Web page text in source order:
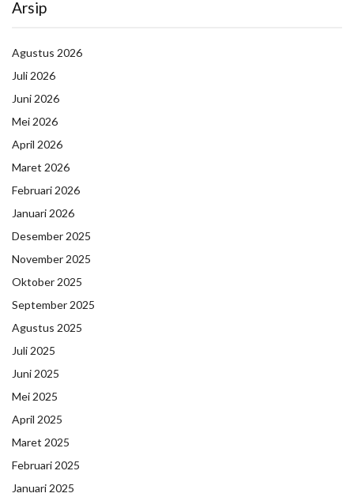
Arsip
Agustus 2026
Juli 2026
Juni 2026
Mei 2026
April 2026
Maret 2026
Februari 2026
Januari 2026
Desember 2025
November 2025
Oktober 2025
September 2025
Agustus 2025
Juli 2025
Juni 2025
Mei 2025
April 2025
Maret 2025
Februari 2025
Januari 2025